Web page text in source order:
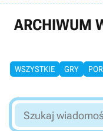
ARCHIWUM
WSZYSTKIE GRY
Szukaj
wiadomości...